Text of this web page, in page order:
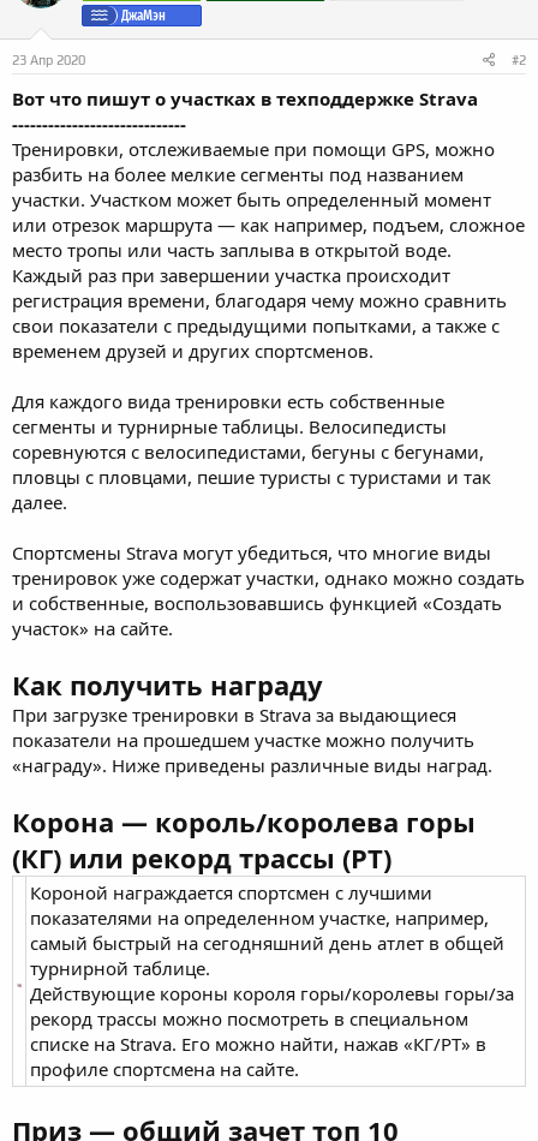
ДжаМэн
23 Апр 2020 #2
Вот что пишут о участках в техподдержке Strava
-----------------------------
Тренировки, отслеживаемые при помощи GPS, можно
разбить на более мелкие сегменты под названием
участки. Участком может быть определенный момент
или отрезок маршрута — как например, подъем, сложное
место тропы или часть заплыва в открытой воде.
Каждый раз при завершении участка происходит
регистрация времени, благодаря чему можно сравнить
свои показатели с предыдущими попытками, а также с
временем друзей и других спортсменов.
Для каждого вида тренировки есть собственные
сегменты и турнирные таблицы. Велосипедисты
соревнуются с велосипедистами, бегуны с бегунами,
пловцы с пловцами, пешие туристы с туристами и так
далее.
Спортсмены Strava могут убедиться, что многие виды
тренировок уже содержат участки, однако можно создать
и собственные, воспользовавшись функцией «Создать
участок» на сайте.
Как получить награду
При загрузке тренировки в Strava за выдающиеся
показатели на прошедшем участке можно получить
«награду». Ниже приведены различные виды наград.
Корона — король/королева горы
(КГ) или рекорд трассы (РТ)
Короной награждается спортсмен с лучшими
показателями на определенном участке, например,
самый быстрый на сегодняшний день атлет в общей
турнирной таблице.
Действующие короны короля горы/королевы горы/за
рекорд трассы можно посмотреть в специальном
списке на Strava. Его можно найти, нажав «КГ/РТ» в
профиле спортсмена на сайте.
Приз — общий зачет топ 10